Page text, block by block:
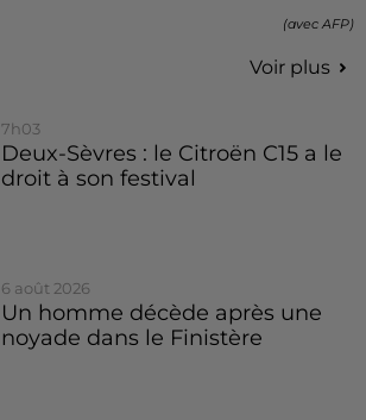
(avec AFP)
Voir plus
7h03
Deux-Sèvres : le Citroën C15 a le
droit à son festival
6 août 2026
Un homme décède après une
noyade dans le Finistère